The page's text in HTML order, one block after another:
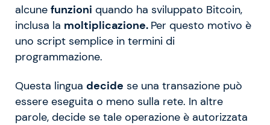
alcune funzioni quando ha sviluppato Bitcoin,
inclusa la moltiplicazione. Per questo motivo è
uno script semplice in termini di
programmazione.
Questa lingua decide se una transazione può
essere eseguita o meno sulla rete. In altre
parole, decide se tale operazione è autorizzata